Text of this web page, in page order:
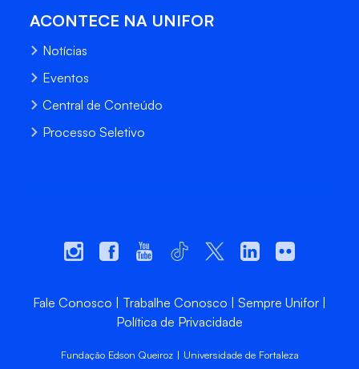
ACONTECE NA UNIFOR
Notícias
Eventos
Central de Conteúdo
Processo Seletivo
Fale Conosco Trabalhe Conosco
Sempre Unifor
Política de Privacidade
Fundação Edson Queiroz | Universidade de Fortaleza